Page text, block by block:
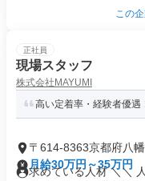
この
正社員
現場スタッフ
株式会社MAYUMI
高い定着率・経験者優遇
〒614-8363京都府八
月給30万円～35万円
求めている人材 ＼＼